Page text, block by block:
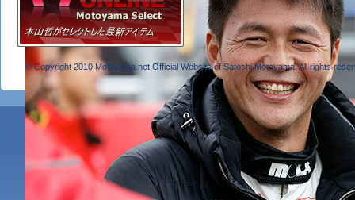
© Copyright 2010 Motoyama.net Official Website of Satoshi Motoyama. All rights